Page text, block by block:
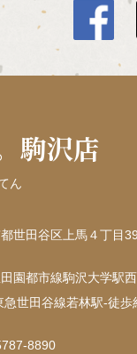
駒沢店
ん
世田谷区上馬４丁目
園都市線駒沢大学駅
急世田谷線若林駅-徒歩
8890